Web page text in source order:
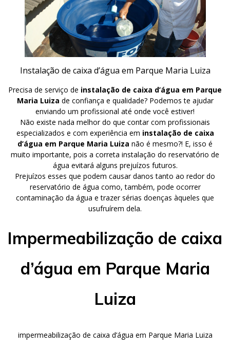
Instalação de caixa d’água em Parque Maria Luiza
Precisa de serviço de instalação de caixa d’água em Parque
Maria Luiza de confiança e qualidade? Podemos te ajudar
enviando um profissional até onde você estiver!
Não existe nada melhor do que contar com profissionais
especializados e com experiência em instalação de caixa
d’água em Parque Maria Luiza não é mesmo?! E, isso é
muito importante, pois a correta instalação do reservatório de
água evitará alguns prejuízos futuros.
Prejuízos esses que podem causar danos tanto ao redor do
reservatório de água como, também, pode ocorrer
contaminação da água e trazer sérias doenças àqueles que
usufruírem dela.
Impermeabilização de caixa
d’água em Parque Maria
Luiza
impermeabilização de caixa d’água em Parque Maria Luiza